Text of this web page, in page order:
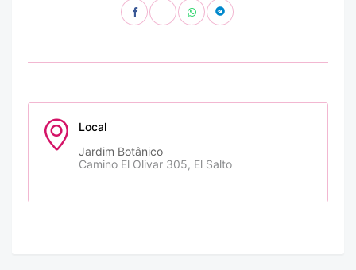
Local
Jardim Botânico
Camino El Olivar 305, El Salto